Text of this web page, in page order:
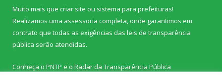
Muito mais que criar site ou sistema para prefeituras!
Realizamos uma assessoria completa, onde garantimos em
contrato que todas as exigências das leis de transparência
pública serão atendidas.
Conheça o PNTP e o Radar da Transparência Pública